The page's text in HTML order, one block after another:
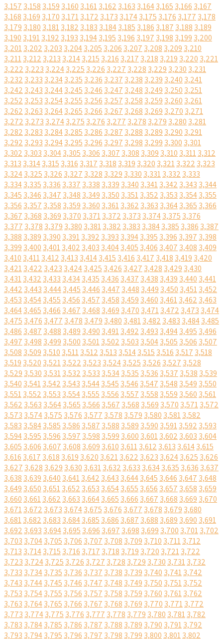
3,157 3,158 3,159 3,160 3,1613,162 3,163 3,1643,165 3,166 3,167
3,168 3,169 3,170 3,1713,172 3,173 3,1743,175 3,176 3,177 3,178
3,179 3,180 3,1813,182 3,183 3,1843,185 3,186 3,187 3,188 3,189
3,190 3,1913,192 3,193 3,1943,195 3,196 3,197 3,198 3,199 3,200
3,2013,202 3,203 3,2043,205 3,206 3,207 3,208 3,209 3,210
3,2113,212 3,213 3,2143,215 3,216 3,217 3,218 3,219 3,220 3,221
3,222 3,223 3,2243,225 3,226 3,227 3,228 3,229 3,230 3,231
3,232 3,233 3,2343,235 3,236 3,237 3,238 3,239 3,240 3,241
3,242 3,243 3,2443,245 3,246 3,247 3,248 3,249 3,250 3,251
3,252 3,253 3,2543,255 3,256 3,257 3,258 3,259 3,260 3,261
3,262 3,263 3,2643,265 3,266 3,267 3,268 3,269 3,270 3,271
3,272 3,273 3,2743,275 3,276 3,277 3,278 3,279 3,280 3,281
3,282 3,283 3,2843,285 3,286 3,287 3,288 3,289 3,290 3,291
3,292 3,293 3,2943,295 3,296 3,297 3,298 3,299 3,300 3,301
3,302 3,303 3,3043,305 3,306 3,307 3,308 3,309 3,310 3,3113,312
3,313 3,3143,315 3,316 3,317 3,318 3,319 3,320 3,3213,322 3,323
3,3243,325 3,326 3,327 3,328 3,329 3,330 3,3313,332 3,333
3,3343,335 3,336 3,337 3,338 3,339 3,340 3,3413,342 3,343 3,344
3,345 3,346 3,347 3,348 3,349 3,350 3,3513,352 3,353 3,3543,355
3,356 3,357 3,358 3,359 3,360 3,3613,362 3,363 3,3643,365 3,366
3,367 3,368 3,369 3,370 3,3713,372 3,373 3,3743,375 3,376
3,377 3,378 3,379 3,380 3,3813,382 3,383 3,3843,385 3,386 3,387
3,388 3,389 3,390 3,3913,392 3,393 3,3943,395 3,396 3,397 3,398
3,399 3,400 3,4013,402 3,403 3,4043,405 3,406 3,407 3,408 3,409
3,410 3,4113,412 3,413 3,4143,415 3,416 3,417 3,418 3,419 3,420
3,4213,422 3,423 3,4243,425 3,426 3,427 3,428 3,429 3,430
3,4313,432 3,433 3,4343,435 3,436 3,437 3,438 3,439 3,440 3,441
3,442 3,443 3,4443,445 3,446 3,447 3,448 3,449 3,450 3,4513,452
3,453 3,4543,455 3,456 3,457 3,458 3,459 3,460 3,4613,462 3,463
3,4643,465 3,466 3,467 3,468 3,469 3,470 3,4713,472 3,473 3,474
3,475 3,476 3,477 3,478 3,479 3,480 3,4813,482 3,483 3,4843,485
3,486 3,487 3,488 3,489 3,490 3,4913,492 3,493 3,4943,495 3,496
3,497 3,498 3,499 3,500 3,5013,502 3,503 3,5043,505 3,506 3,507
3,508 3,509 3,510 3,5113,512 3,513 3,5143,515 3,516 3,517 3,518
3,519 3,520 3,5213,522 3,523 3,5243,525 3,526 3,527 3,528
3,529 3,530 3,5313,532 3,533 3,5343,535 3,536 3,537 3,538 3,539
3,540 3,5413,542 3,543 3,5443,545 3,546 3,547 3,548 3,549 3,550
3,5513,552 3,553 3,5543,555 3,556 3,557 3,558 3,559 3,560 3,561
3,562 3,563 3,5643,565 3,566 3,567 3,568 3,569 3,570 3,5713,572
3,573 3,5743,575 3,576 3,577 3,578 3,579 3,580 3,5813,582
3,583 3,5843,585 3,586 3,587 3,588 3,589 3,590 3,5913,592 3,593
3,5943,595 3,596 3,597 3,598 3,599 3,600 3,6013,602 3,603 3,604
3,605 3,606 3,607 3,608 3,609 3,610 3,6113,612 3,613 3,6143,615
3,616 3,617 3,618 3,619 3,620 3,6213,622 3,623 3,6243,625 3,626
3,627 3,628 3,629 3,630 3,6313,632 3,633 3,6343,635 3,636 3,637
3,638 3,639 3,640 3,6413,642 3,643 3,6443,645 3,646 3,647 3,648
3,649 3,650 3,6513,652 3,653 3,6543,655 3,656 3,657 3,658 3,659
3,660 3,6613,662 3,663 3,6643,665 3,666 3,667 3,668 3,669 3,670
3,6713,672 3,673 3,6743,675 3,676 3,677 3,678 3,679 3,680
3,6813,682 3,683 3,6843,685 3,686 3,687 3,688 3,689 3,690 3,691
3,692 3,693 3,6943,695 3,696 3,697 3,698 3,699 3,700 3,7013,702
3,703 3,7043,705 3,706 3,707 3,708 3,709 3,710 3,7113,712
3,713 3,7143,715 3,716 3,717 3,718 3,719 3,720 3,7213,722
3,723 3,7243,725 3,726 3,727 3,728 3,729 3,730 3,7313,732
3,733 3,7343,735 3,736 3,737 3,738 3,739 3,740 3,7413,742
3,743 3,7443,745 3,746 3,747 3,748 3,749 3,750 3,7513,752
3,753 3,7543,755 3,756 3,757 3,758 3,759 3,760 3,7613,762
3,763 3,7643,765 3,766 3,767 3,768 3,769 3,770 3,7713,772
3,773 3,7743,775 3,776 3,777 3,778 3,779 3,780 3,7813,782
3,783 3,7843,785 3,786 3,787 3,788 3,789 3,790 3,7913,792
3,793 3,7943,795 3,796 3,797 3,798 3,799 3,800 3,8013,802